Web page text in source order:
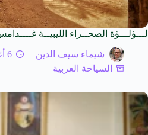
لـــؤلـــؤة الصحــراء الليبيــة
شيماء سيف الدين
6 أغسطس 2026
السياحة العربية